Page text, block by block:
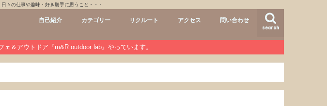
々の仕事や趣味・好き勝手に思うこと・・・
search
自己紹介 カテゴリー
GUIDE 3rdhair おすすめメニュー
ヘアースタイル
商品
m&R outdoor lab ワンコ
道具
private 愛犬チョコ
渓流釣り
登山
未分類
リクルート アクセス 問い合わせ
＆アウトドア『m&R outdoor lab』やっています。